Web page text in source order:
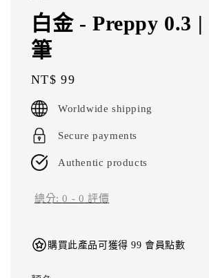
白金 - Preppy 0.3 |
筆
Regular
price
NT$ 99
Worldwide shipping
Secure payments
Authentic products
總分:0 - 0 評價
購買此產品可獲得 99 會員點數